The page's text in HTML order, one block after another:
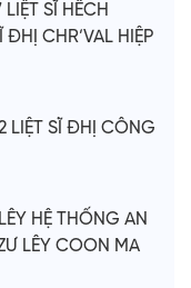
SĨ HÊCH
CHR’VAL HIỆP
LIỆT SĨ ĐHỊ CÔNG
HỆ THỐNG AN
LÊY COON MA